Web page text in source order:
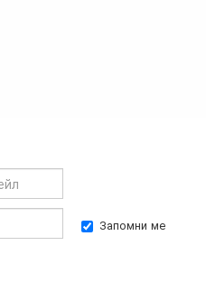
Запомни ме